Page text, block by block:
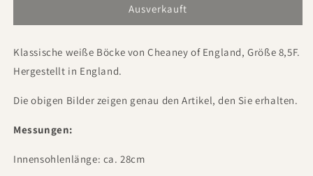
Ausverkauft
Klassische weiße Böcke von Cheaney of England, Größe 8,5F.
Hergestellt in England.
Die obigen Bilder zeigen genau den Artikel, den Sie erhalten.
Messungen:
Innensohlenlänge: ca. 28cm